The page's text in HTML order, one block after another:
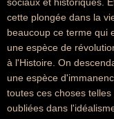
cette plongée dans la
beaucoup ce terme qui
une espèce de
à l'Histoire. On
une espèce
toutes ces choses
oubliées dans